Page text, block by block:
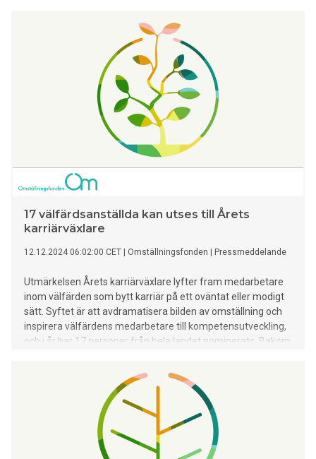
17 välfärdsanställda kan utses till Årets
karriärväxlare
12.12.2024 06:02:00 CET Omställningsfonden Pressmeddelande
Utmärkelsen Årets karriärväxlare lyfter fram medarbetare
inom välfärden som bytt karriär på ett oväntat eller modigt
sätt. Syftet är att avdramatisera bilden av omställning och
inspirera välfärdens medarbetare till kompetensutveckling,
och i år har 17 personer från hela landet nominerats. Bakom
stöttar medarbetare i välfärden.